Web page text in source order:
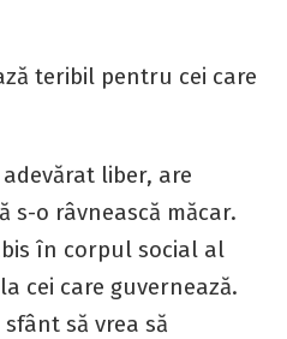
teribil pentru cei care
liber, are
s-o râvnească măcar.
în corpul social al
cei care guvernează.
să vrea să